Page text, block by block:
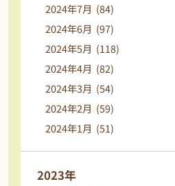
2024年7月 (84)
2024年6月 (97)
2024年5月 (118)
2024年4月 (82)
2024年3月 (54)
2024年2月 (59)
2024年1月 (51)
2023年